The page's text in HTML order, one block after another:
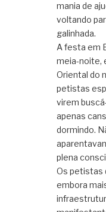
mania de
voltando
galinhada.
A festa em
meia-noite,
Oriental do
petistas
virem
apenas
dormindo.
plena
Os petistas
embora